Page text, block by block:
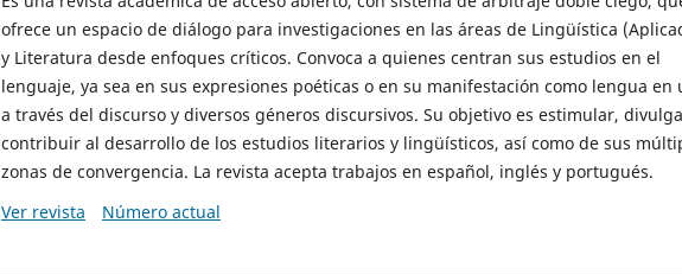
ofrece un espacio de diálogo para investigaciones en las áreas de Lingüística
y Literatura desde enfoques críticos. Convoca a quienes centran sus estudios en el
lenguaje, ya sea en sus expresiones poéticas o en su manifestación como lengua en
a través del discurso y diversos géneros discursivos. Su objetivo es estimular,
contribuir al desarrollo de los estudios literarios y lingüísticos, así como de sus
zonas de convergencia. La revista acepta trabajos en español, inglés y portugués.
Ver revista
Número actual